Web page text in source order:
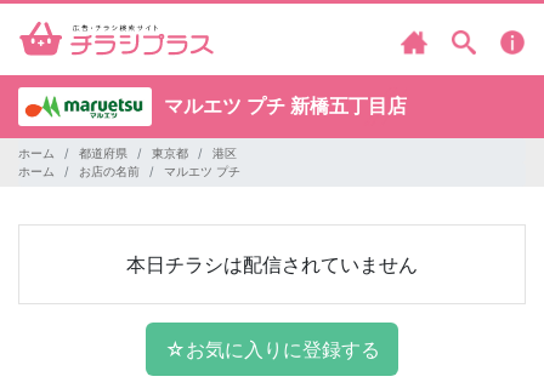
マルエツ プチ 新橋五丁目店
ホーム 都道府県 東京都
港区
ホーム
お店の名前 マルエツ プチ
本日チラシは配信されていません